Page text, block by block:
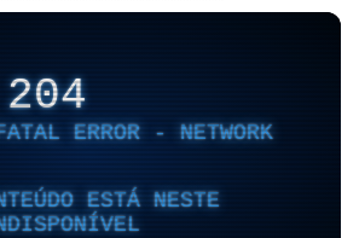
204
ERROR - NETWORK
ESTÁ NESTE